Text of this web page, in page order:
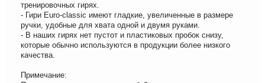
тренировочных гирях.
- Гири Euro-classic имеют гладкие, увеличенные в размере
ручки, удобные для хвата одной и двумя руками.
- В наших гирях нет пустот и пластиковых пробок снизу,
которые обычно используются в продукции более низкого
качества.
Примечание: